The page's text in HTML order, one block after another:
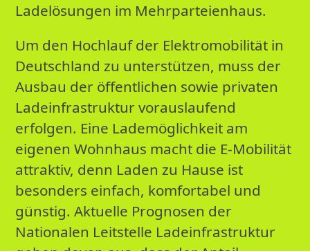
Ladelösungen im Mehrparteienhaus.
Um den Hochlauf der Elektromobilität in
Deutschland zu unterstützen, muss der
Ausbau der öffentlichen sowie privaten
Ladeinfrastruktur vorauslaufend
erfolgen. Eine Lademöglichkeit am
eigenen Wohnhaus macht die E-Mobilität
attraktiv, denn Laden zu Hause ist
besonders einfach, komfortabel und
günstig. Aktuelle Prognosen der
Nationalen Leitstelle Ladeinfrastruktur